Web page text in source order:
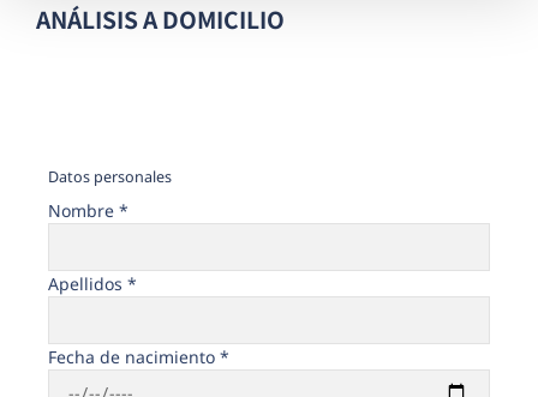
ANÁLISIS A DOMICILIO
Datos personales
Nombre *
Apellidos *
Fecha de nacimiento *